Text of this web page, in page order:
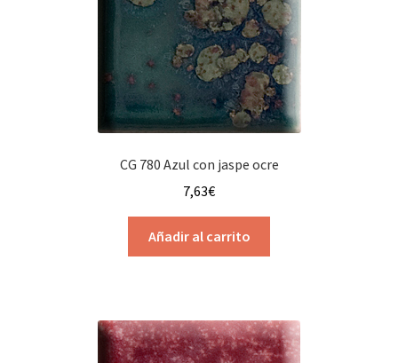
CG 780 Azul con jaspe ocre
7,63€
Añadir al carrito